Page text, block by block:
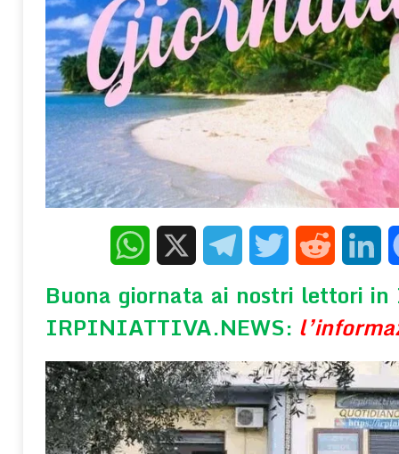
[ 5 Agosto 2026 ] E se l’Europa guardasse alla Cina? Un
geopolitica che evidenzia le nostre “dipendenze”
REDAZIONE
[ 5 Agosto 2026 ] Una Storia che non ci lascia mai dove ci ha
scoperta
AMICO LIBRO
[ 5 Agosto 2026 ] Gli effetti depressogeni del contesto
terapeutico della PNEI
WELLNESS E PSICOLOGIA
WhatsApp
X TelegramTwitterReddit
Buona giornata ai nostri lettori
IRPINIATTIVA.NEWS: